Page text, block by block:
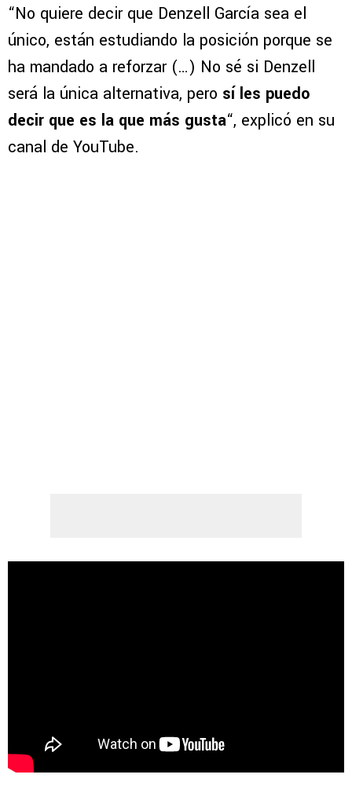
“No quiere decir que Denzell García sea el
único, están estudiando la posición porque se
ha mandado a reforzar (…) No sé si Denzell
será la única alternativa, pero sí les puedo
decir que es la que más gusta“, explicó en su
canal de YouTube.